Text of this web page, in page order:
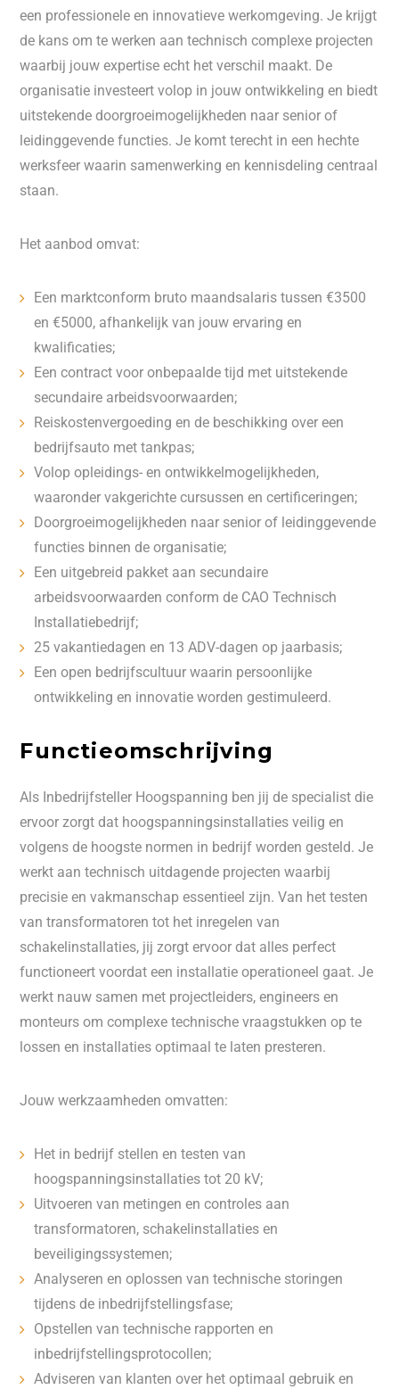
een professionele en innovatieve werkomgeving. Je krijgt
de kans om te werken aan technisch complexe projecten
waarbij jouw expertise echt het verschil maakt. De
organisatie investeert volop in jouw ontwikkeling en biedt
uitstekende doorgroeimogelijkheden naar senior of
leidinggevende functies. Je komt terecht in een hechte
werksfeer waarin samenwerking en kennisdeling centraal
staan.
Het aanbod omvat:
Een marktconform bruto maandsalaris tussen €3500
en €5000, afhankelijk van jouw ervaring en
kwalificaties;
Een contract voor onbepaalde tijd met uitstekende
secundaire arbeidsvoorwaarden;
Reiskostenvergoeding en de beschikking over een
bedrijfsauto met tankpas;
Volop opleidings- en ontwikkelmogelijkheden,
waaronder vakgerichte cursussen en certificeringen;
Doorgroeimogelijkheden naar senior of leidinggevende
functies binnen de organisatie;
Een uitgebreid pakket aan secundaire
arbeidsvoorwaarden conform de CAO Technisch
Installatiebedrijf;
25 vakantiedagen en 13 ADV-dagen op jaarbasis;
Een open bedrijfscultuur waarin persoonlijke
ontwikkeling en innovatie worden gestimuleerd.
Functieomschrijving
Als Inbedrijfsteller Hoogspanning ben jij de specialist die
ervoor zorgt dat hoogspanningsinstallaties veilig en
volgens de hoogste normen in bedrijf worden gesteld. Je
werkt aan technisch uitdagende projecten waarbij
precisie en vakmanschap essentieel zijn. Van het testen
van transformatoren tot het inregelen van
schakelinstallaties, jij zorgt ervoor dat alles perfect
functioneert voordat een installatie operationeel gaat. Je
werkt nauw samen met projectleiders, engineers en
monteurs om complexe technische vraagstukken op te
lossen en installaties optimaal te laten presteren.
Jouw werkzaamheden omvatten:
Het in bedrijf stellen en testen van
hoogspanningsinstallaties tot 20 kV;
Uitvoeren van metingen en controles aan
transformatoren, schakelinstallaties en
beveiligingssystemen;
Analyseren en oplossen van technische storingen
tijdens de inbedrijfstellingsfase;
Opstellen van technische rapporten en
inbedrijfstellingsprotocollen;
Adviseren van klanten over het optimaal gebruik en